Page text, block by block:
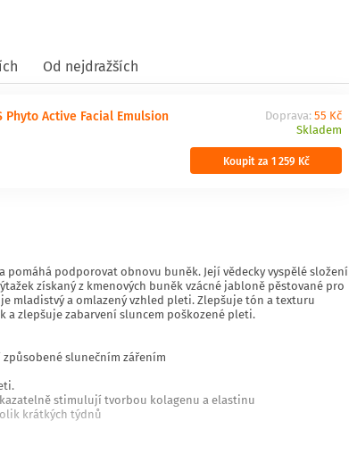
Od nejdražších
Phyto Active Facial Emulsion Doprava: 55 Kč
Skladem
Koupit za 1 259 Kč
podporovat obnovu buněk. Její vědecky vyspělé složení
získaný z kmenových buněk vzácné jabloně pěstované pro
mladistvý a omlazený vzhled pleti. Zlepšuje tón a texturu
a zlepšuje zabarvení sluncem poškozené pleti.
slunečním zářením
stimulují tvorbou kolagenu a elastinu
krátkých týdnů